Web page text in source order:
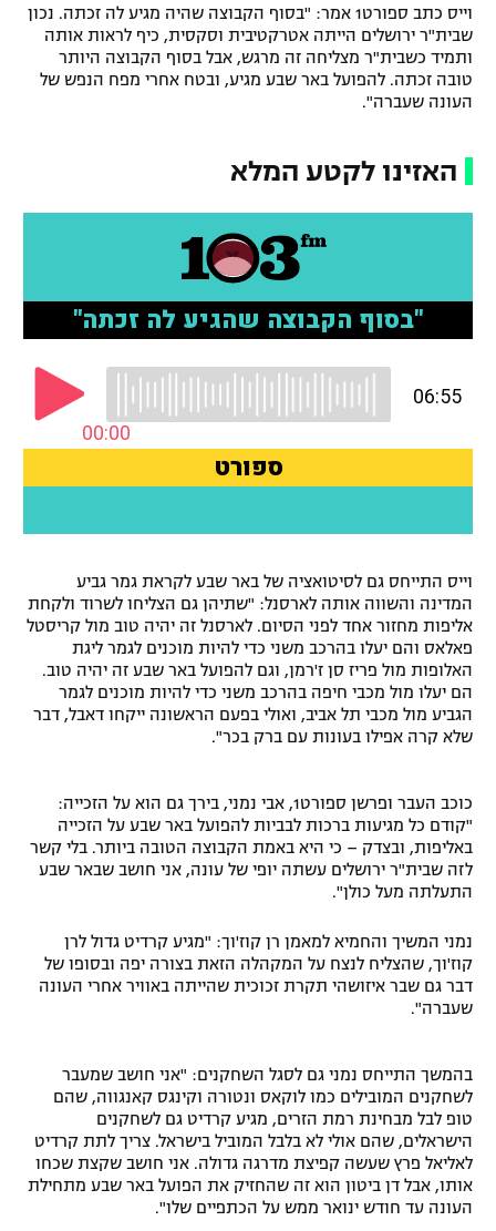
תקנון עבור פעילות ספורט 1 – "מרלן"
תנאי שימוש
תקנון פעילות ספורט 1
רשיון להקרנה פומבית לבית עסק
הצטרפות לחבילת הערוצים
לוח דרושים – ג'ובנט
ספורט אתגרי ואקסטרים
אומנויות לחימה
וייס כתב ספורט1 אמר: "בסוף הקבוצה שהיה מגיע לה זכתה. נכון
שבית"ר ירושלים הייתה אטרקטיבית וסקסית, כיף לראות אותה
ותמיד כשבית"ר מצליחה זה מרגש, אבל בסוף הקבוצה היותר
טובה זכתה. להפועל באר שבע מגיע, ובטח אחרי מפח הנפש של
העונה שעברה".
האזינו לקטע המלא
וייס התייחס גם לסיטואציה של באר שבע לקראת גמר גביע
המדינה והשווה אותה לארסנל: "שתיהן גם הצליחו לשרוד ולקחת
אליפות מחזור אחד לפני הסיום. לארסנל זה יהיה טוב מול קריסטל
פאלאס והם יעלו בהרכב משני כדי להיות מוכנים לגמר ליגת
האלופות מול פריז סן ז'רמן, וגם להפועל באר שבע זה יהיה טוב.
הם יעלו מול מכבי חיפה בהרכב משני כדי להיות מוכנים לגמר
הגביע מול מכבי תל אביב, ואולי בפעם הראשונה ייקחו דאבל, דבר
שלא קרה אפילו בעונות עם ברק בכר".
כוכב העבר ופרשן ספורט1, אבי נמני, בירך גם הוא על הזכייה:
"קודם כל מגיעות ברכות לבביות להפועל באר שבע על הזכייה
באליפות, ובצדק – כי היא באמת הקבוצה הטובה ביותר. בלי קשר
לזה שבית"ר ירושלים עשתה יופי של עונה, אני חושב שבאר שבע
התעלתה מעל כולן".
נמני המשיך והחמיא למאמן רן קוז'וך: "מגיע קרדיט גדול לרן
קוז'וך, שהצליח לנצח על המקהלה הזאת בצורה יפה ובסופו של
דבר גם שבר איזושהי תקרת זכוכית שהייתה באוויר אחרי העונה
שעברה".
בהמשך התייחס נמני גם לסגל השחקנים: "אני חושב שמעבר
לשחקנים המובילים כמו לוקאס ונטורה וקינגס קאנגווה, שהם
טופ לבל מבחינת רמת הזרים, מגיע קרדיט גם לשחקנים
הישראלים, שהם אולי לא בלבל המוביל בישראל. צריך לתת קרדיט
לאליאל פרץ שעשה קפיצת מדרגה גדולה. אני חושב שקצת שכחו
אותו, אבל דן ביטון הוא זה שהחזיק את הפועל באר שבע מתחילת
העונה עד חודש ינואר ממש על הכתפיים שלו".